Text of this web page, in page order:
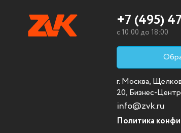
+7 (495)
c 10:00 до 18:00
г. Москва,
20, Бизнес-
info@zvk.ru
Политика